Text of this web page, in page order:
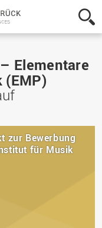
Hochschule
Osnabrück
-
Applied
Sciences
Elementare
(EMP)
zur Bewerbung
für Musik